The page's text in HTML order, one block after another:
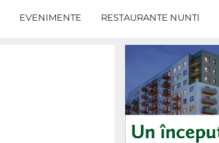
EVENIMENTE RESTAURANTE NUNTI